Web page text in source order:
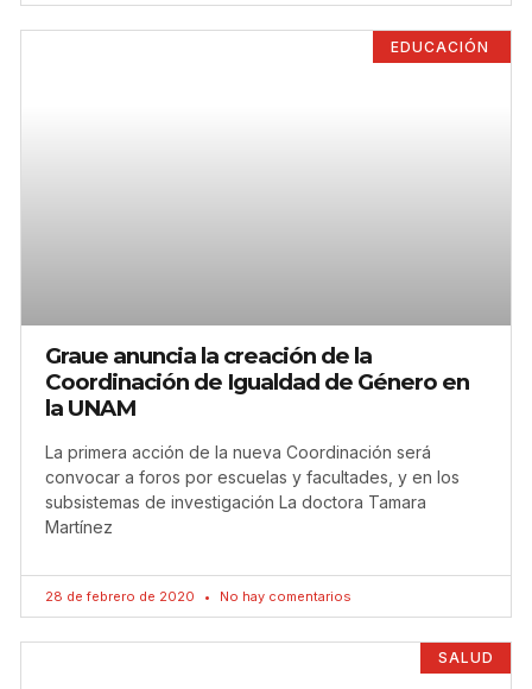
EDUCACIÓN
Graue anuncia la creación de la
Coordinación de Igualdad de Género en
la UNAM
La primera acción de la nueva Coordinación será
convocar a foros por escuelas y facultades, y en los
subsistemas de investigación La doctora Tamara
Martínez
28 de febrero de 2020 No hay comentarios
SALUD